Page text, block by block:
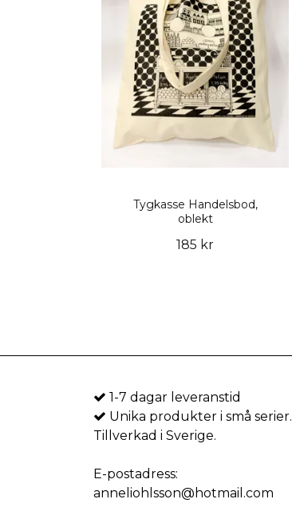
Tygkasse Handelsbod,
oblekt
185 kr
1-7 dagar leveranstid
Unika produkter i små serier.
Tillverkad i Sverige.
E-postadress:
anneliohlsson@hotmail.com